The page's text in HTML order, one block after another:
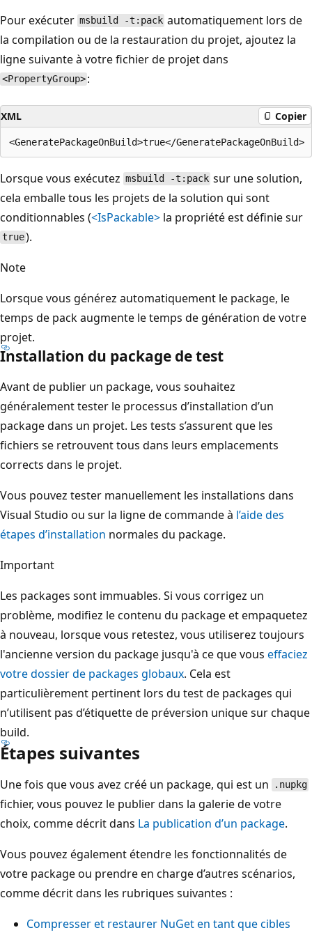
Pour exécuter msbuild -t:pack automatiquement lors de
la compilation ou de la restauration du projet, ajoutez la
ligne suivante à votre fichier de projet dans
<PropertyGroup> :
XML Copier
Lorsque vous exécutez msbuild -t:pack sur une solution,
cela emballe tous les projets de la solution qui sont
conditionnables (<IsPackable> la propriété est définie sur
true).
Note
Lorsque vous générez automatiquement le package, le
temps de pack augmente le temps de génération de votre
projet.
Installation du package de test
Avant de publier un package, vous souhaitez
généralement tester le processus d’installation d’un
package dans un projet. Les tests s’assurent que les
fichiers se retrouvent tous dans leurs emplacements
corrects dans le projet.
Vous pouvez tester manuellement les installations dans
Visual Studio ou sur la ligne de commande à l’aide des
étapes d’installation normales du package.
Important
Les packages sont immuables. Si vous corrigez un
problème, modifiez le contenu du package et empaquetez
à nouveau, lorsque vous retestez, vous utiliserez toujours
l'ancienne version du package jusqu'à ce que vous effaciez
votre dossier de packages globaux. Cela est
particulièrement pertinent lors du test de packages qui
n’utilisent pas d’étiquette de préversion unique sur chaque
build.
Étapes suivantes
Une fois que vous avez créé un package, qui est un .nupkg
fichier, vous pouvez le publier dans la galerie de votre
choix, comme décrit dans La publication d’un package.
Vous pouvez également étendre les fonctionnalités de
votre package ou prendre en charge d’autres scénarios,
comme décrit dans les rubriques suivantes :
Compresser et restaurer NuGet en tant que cibles